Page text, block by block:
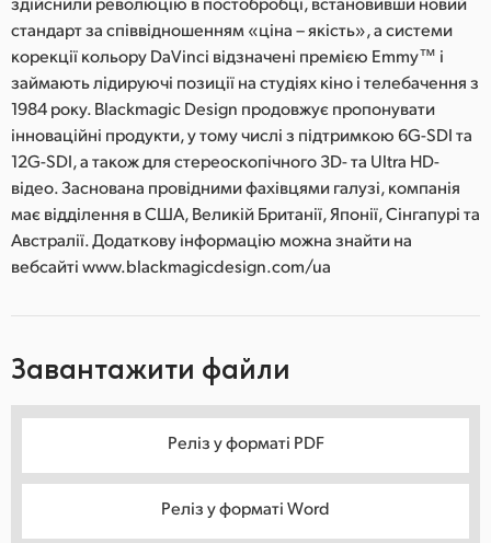
стандарт за співвідношенням «ціна – якість», а системи
корекції кольору DaVinci відзначені премією Emmy™ і
займають лідируючі позиції на студіях кіно і телебачення з
1984 року. Blackmagic Design продовжує пропонувати
інноваційні продукти, у тому числі з підтримкою 6G-SDI та
12G-SDI, а також для стереоскопічного 3D- та Ultra HD-
відео. Заснована провідними фахівцями галузі, компанія
має відділення в США, Великій Британії, Японії, Сінгапурі та
Австралії. Додаткову інформацію можна знайти на
вебсайті www.blackmagicdesign.com/ua
Завантажити файли
Реліз у форматі PDF
Реліз у форматі Word